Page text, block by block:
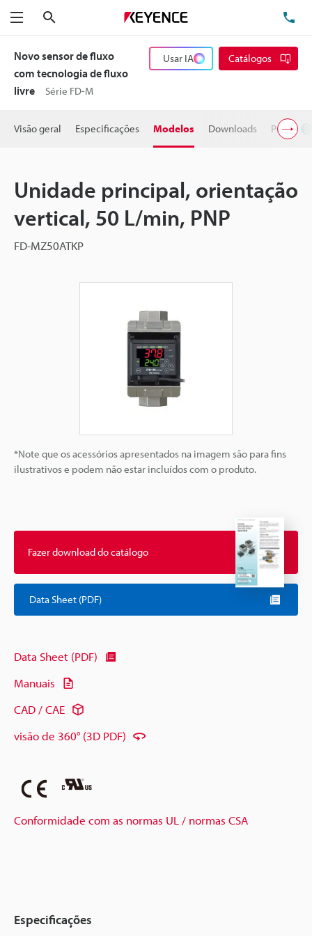
Menu
Novo sensor de fluxo
com tecnologia de fluxo
livre
Série FD-M
Usar IA Catálogos
Visão geral Especificações Modelos Downloads Preço
Unidade principal, orientação
vertical, 50 L/min, PNP
FD-MZ50ATKP
*Note que os acessórios apresentados na imagem são para fins
ilustrativos e podem não estar incluídos com o produto.
Fazer download do catálogo
Data Sheet (PDF)
Data Sheet (PDF)
Manuais
CAD / CAE
visão de 360° (3D PDF)
Conformidade com as normas UL / normas CSA
Especificações